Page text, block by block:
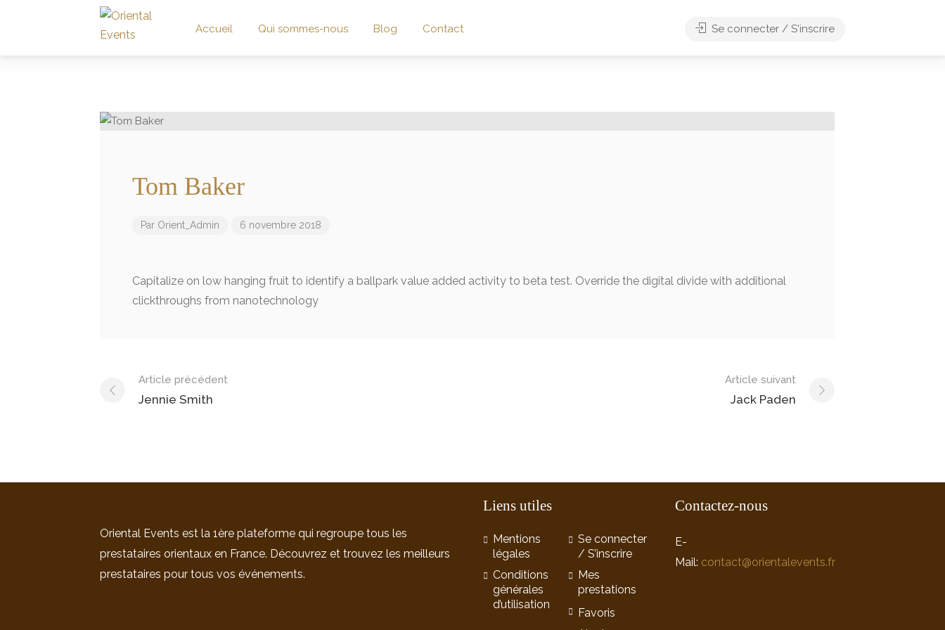
Accueil Qui sommes-nous Blog Contact Se connecter / S'inscrire
Tom Baker
Par Orient_Admin 6 novembre 2018
Capitalize on low hanging fruit to identify a ballpark value added activity to beta test. Override the digital divide with additional
clickthroughs from nanotechnology
Post
navigation
Article précédent
Jennie Smith
Article suivant
Jack Paden
Oriental Events est la 1ère plateforme qui regroupe tous les
prestataires orientaux en France. Découvrez et trouvez les meilleurs
prestataires pour tous vos événements.
Liens utiles
Mentions
légales
Conditions
générales
d’utilisation
Se connecter
/ S’inscrire
Mes
prestations
Favoris
Contactez-nous
E-
Mail: contact@orientalevents.fr